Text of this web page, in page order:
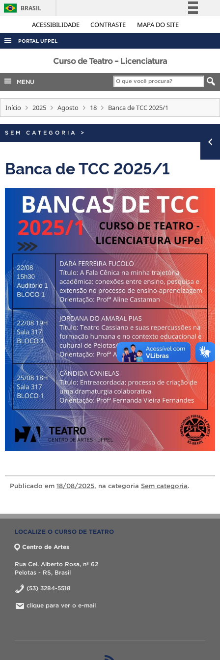
ACESSIBILIDADE CONTRASTE MAPA DO SITE
BRASIL
Simplifique!
Legislação
Canais
PORTAL UFPEL
ACESSO À INFORMAÇÃO
AUDITORIA
COBALTO
CONCURSOS
EDITAIS
INTERNACIONAL
PORTARIAS
Curso de Teatro – Licenciatura
MENU
Início 2025 Agosto 18 Banca de TCC 2025/1
SEM CATEGORIA >
Banca de TCC 2025/1
Publicado em 18/08/2025, na categoria Sem categoria.
LOCALIZE O CURSO DE TEATRO
Centro de Artes
Rua Cel. Alberto Rosa, nº 62
Pelotas - RS, Brasil
(53) 3284-5518
clique para ver o e-mail